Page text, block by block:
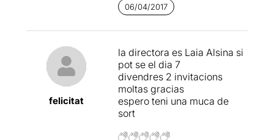
Martelli l'Atrium
atrevit.
06/04/2017
felicitat
la directora es Laia Alsina si
pot se el dia 7
divendres 2 invitacions
moltas gracias
espero teni una muca de
sort